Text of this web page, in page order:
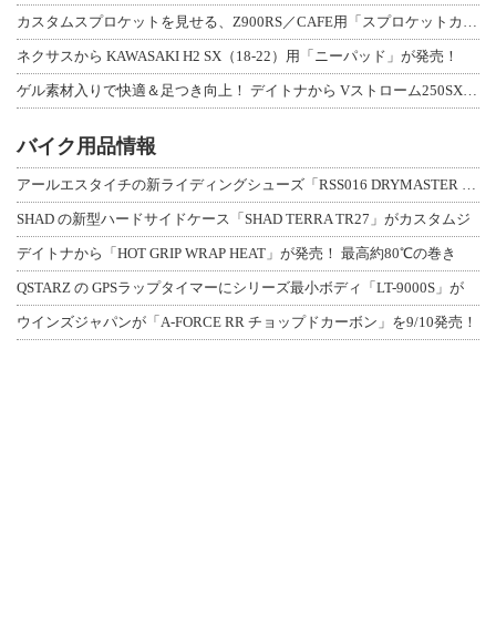
ネクサスから KAWASAKI H2 SX（18-22）用「ニーパッド」が発売！
バイク用品情報
SHAD の新型ハードサイドケース「SHAD TERRA TR27」がカスタムジ
デイトナから「HOT GRIP WRAP HEAT」が発売！ 最高約80℃の巻き
QSTARZ の GPSラップタイマーにシリーズ最小ボディ「LT-9000S」が
ウインズジャパンが「A-FORCE RR チョップドカーボン」を9/10発売！